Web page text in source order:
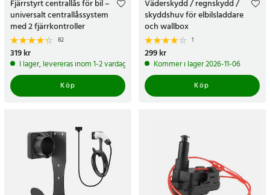
Fjärrstyrt centrallås för bil –
universalt centrallåssystem
med 2 fjärrkontroller
82
Pris:319 kr
319 kr
I lager, levereras inom 1-2 vardagar
Köp
Väderskydd / regnskydd /
skyddshuv för elbilsladdare
och wallbox
1
Pris:299 kr
299 kr
Kommer i lager 2026-11-06
Köp